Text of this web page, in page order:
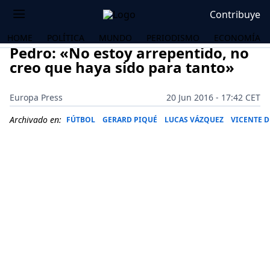
Contribuye
HOME POLÍTICA MUNDO PERIODISMO ECONOMÍA
Pedro: «No estoy arrepentido, no
creo que haya sido para tanto»
Europa Press
20 Jun 2016 - 17:42 CET
Archivado en: FÚTBOL GERARD PIQUÉ LUCAS VÁZQUEZ VICENTE